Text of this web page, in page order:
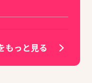
もっと見る